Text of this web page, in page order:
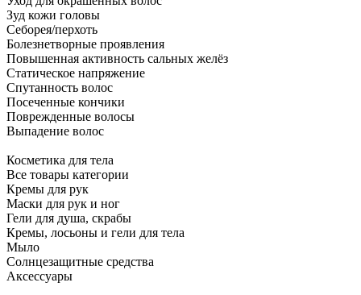
Зуд кожи головы
Себорея/перхоть
Болезнетворные проявления
Повышенная активность сальных желёз
Статическое напряжение
Спутанность волос
Посеченные кончики
Поврежденные волосы
Выпадение волос
Косметика для тела
Все товары категории
Кремы для рук
Маски для рук и ног
Гели для душа, скрабы
Кремы, лосьоны и гели для тела
Мыло
Солнцезащитные средства
Аксессуары